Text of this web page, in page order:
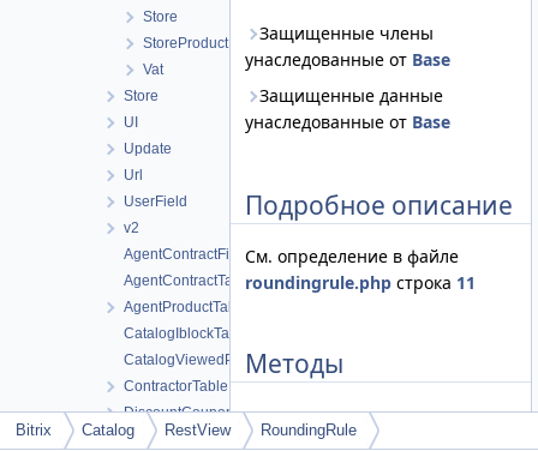
Store
StoreProduct
Vat
Store
UI
Update
Url
UserField
v2
AgentContractFileTable
AgentContractTable
AgentProductTable
CatalogIblockTable
CatalogViewedProductTable
ContractorTable
DiscountCouponTable
DiscountEntityTable
Защищенные члены
унаследованные от Base
Защищенные данные
унаследованные от Base
Подробное описание
См. определение в файле
roundingrule.php строка 11
Методы
◆getFields()
Bitrix Catalog RestView RoundingRule